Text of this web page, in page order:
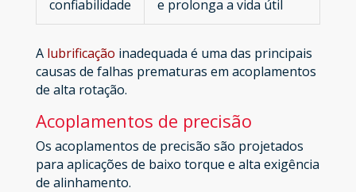
confiabilidade
e prolonga a vida útil
A lubrificação inadequada é uma das principais
causas de falhas prematuras em acoplamentos
de alta rotação.
Acoplamentos de precisão
Os acoplamentos de precisão são projetados
para aplicações de baixo torque e alta exigência
de alinhamento.